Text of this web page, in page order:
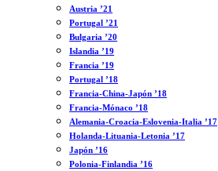
Austria ’21
Portugal ’21
Bulgaria ’20
Islandia ’19
Francia ’19
Portugal ’18
Francia-China-Japón ’18
Francia-Mónaco ’18
Alemania-Croacia-Eslovenia-Italia ’17
Holanda-Lituania-Letonia ’17
Japón ’16
Polonia-Finlandia ’16